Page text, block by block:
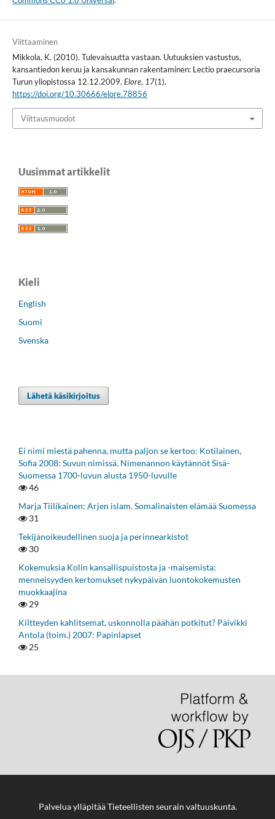
Viittaaminen
Mikkola, K. (2010). Tulevaisuutta vastaan. Uutuuksien vastustus,
kansantiedon keruu ja kansakunnan rakentaminen: Lectio praecursoria
Turun yliopistossa 12.12.2009. Elore, 17(1).
https://doi.org/10.30666/elore.78856
Viittausmuodot
Uusimmat artikkelit
Kieli
English
Suomi
Svenska
Lähetä käsikirjoitus
Ei nimi miestä pahenna, mutta paljon se kertoo: Kotilainen,
Sofia 2008: Suvun nimissä. Nimenannon käytännöt Sisä-
Suomessa 1700-luvun alusta 1950-luvulle
46
Marja Tiilikainen: Arjen islam. Somalinaisten elämää Suomessa
31
Tekijänoikeudellinen suoja ja perinnearkistot
30
Kokemuksia Kolin kansallispuistosta ja -maisemista:
menneisyyden kertomukset nykypäivän luontokokemusten
muokkaajina
29
Kiltteyden kahlitsemat, uskonnolla päähän potkitut? Päivikki
Antola (toim.) 2007: Papinlapset
25
Palvelua ylläpitääTieteellisten seurain valtuuskunta.